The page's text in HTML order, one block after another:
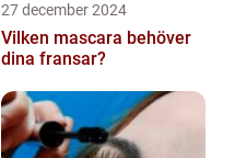
27 december 2024
Vilken mascara behöver
dina fransar?